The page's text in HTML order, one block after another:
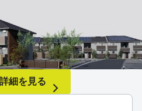
細を見る